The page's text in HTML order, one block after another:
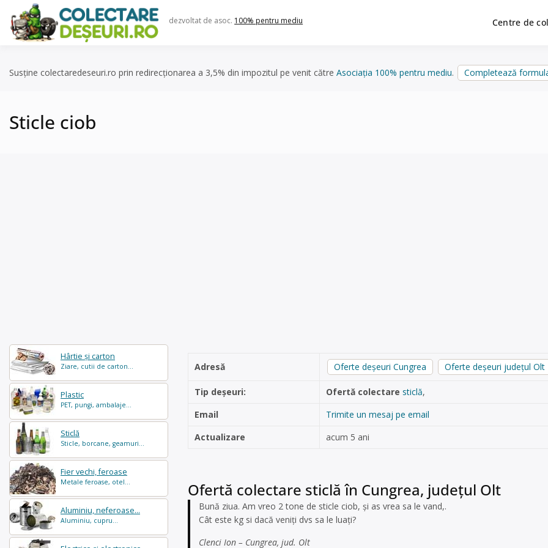
content
dezvoltat de asoc. 100% pentru mediu Centre de
Susține colectaredeseuri.ro prin redirecționarea a 3,5% din impozitul pe venit către Asociația 100% pentru mediu. Completează
Sticle ciob
Hârtie și carton
Ziare, cutii de carton...
Plastic
PET, pungi, ambalaje...
Sticlă
Sticle, borcane, geamuri...
Fier vechi, feroase
Metale feroase, otel...
Aluminiu, neferoase...
Aluminiu, cupru...
Adresă Oferte deșeuri Cungrea Oferte deșeuri județul Olt
Tip deșeuri: Ofertă colectare sticlă,
Email
Trimite un mesaj pe email
Actualizare
acum 5 ani
Ofertă colectare sticlă în Cungrea, județul Olt
Bună ziua. Am vreo 2 tone de sticle ciob, și as vrea sa le vand,.
Cât este kg si dacă veniți dvs sa le luați?
Clenci Ion – Cungrea, jud. Olt